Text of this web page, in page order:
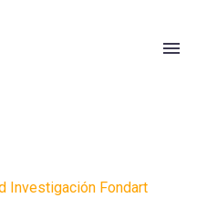
Investigación Fondart